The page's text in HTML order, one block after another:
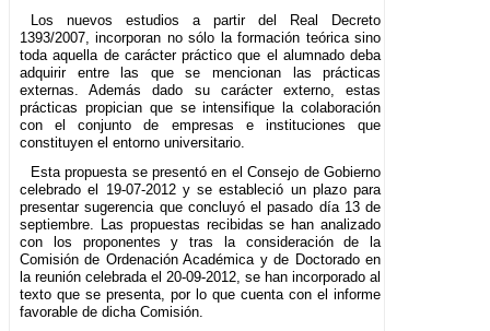
Los nuevos estudios a partir del Real Decreto
1393/2007, incorporan no sólo la formación teórica sino
toda aquella de carácter práctico que el alumnado deba
adquirir entre las que se mencionan las prácticas
externas. Además dado su carácter externo, estas
prácticas propician que se intensifique la colaboración
con el conjunto de empresas e instituciones que
constituyen el entorno universitario.
Esta propuesta se presentó en el Consejo de Gobierno
celebrado el 19-07-2012 y se estableció un plazo para
presentar sugerencia que concluyó el pasado día 13 de
septiembre. Las propuestas recibidas se han analizado
con los proponentes y tras la consideración de la
Comisión de Ordenación Académica y de Doctorado en
la reunión celebrada el 20-09-2012, se han incorporado al
texto que se presenta, por lo que cuenta con el informe
favorable de dicha Comisión.